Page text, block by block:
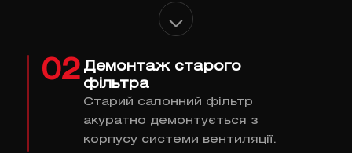
02 Демонтаж старого
фільтра
Старий салонний фільтр
акуратно демонтується з
корпусу системи вентиляції.